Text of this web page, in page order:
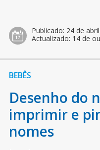
Publicado: 24 de
Actualizado: 14 de
BEBÊS
Desenho do
imprimir e
nomes